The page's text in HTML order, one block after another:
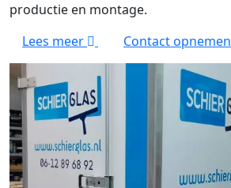
productie en montage.
Lees meer
Contact opnemen